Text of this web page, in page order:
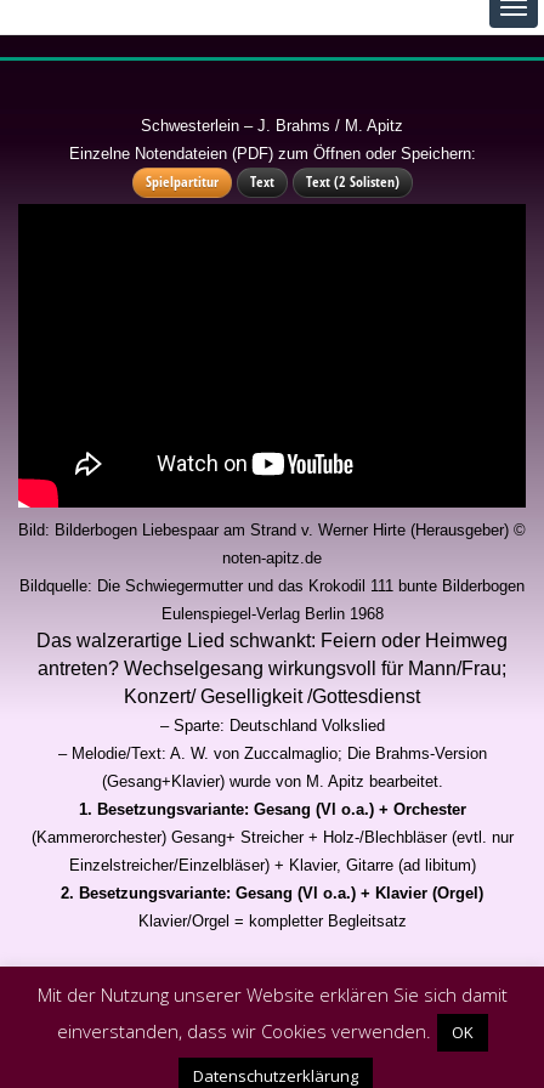
Schwesterlein – J. Brahms / M. Apitz
Einzelne Notendateien (PDF) zum Öffnen oder Speichern:
Spielpartitur Text Text (2 Solisten)
Bild: Bilderbogen Liebespaar am Strand v. Werner Hirte (Herausgeber) ©
noten-apitz.de
Bildquelle: Die Schwiegermutter und das Krokodil 111 bunte Bilderbogen
Eulenspiegel-Verlag Berlin 1968
Das walzerartige Lied schwankt: Feiern oder Heimweg
antreten? Wechselgesang wirkungsvoll für Mann/Frau;
Konzert/ Geselligkeit /Gottesdienst
– Sparte: Deutschland Volkslied
– Melodie/Text: A. W. von Zuccalmaglio; Die Brahms-Version
(Gesang+Klavier) wurde von M. Apitz bearbeitet.
1. Besetzungsvariante: Gesang (Vl o.a.) + Orchester
(Kammerorchester) Gesang+ Streicher + Holz-/Blechbläser (evtl. nur
Einzelstreicher/Einzelbläser) + Klavier, Gitarre (ad libitum)
2. Besetzungsvariante: Gesang (Vl o.a.) + Klavier (Orgel)
Klavier/Orgel = kompletter Begleitsatz
Bizzboss WordPress Theme
Mit der Nutzung unserer Website erklären Sie sich damit
einverstanden, dass wir Cookies verwenden.
OK
Datenschutzerklärung